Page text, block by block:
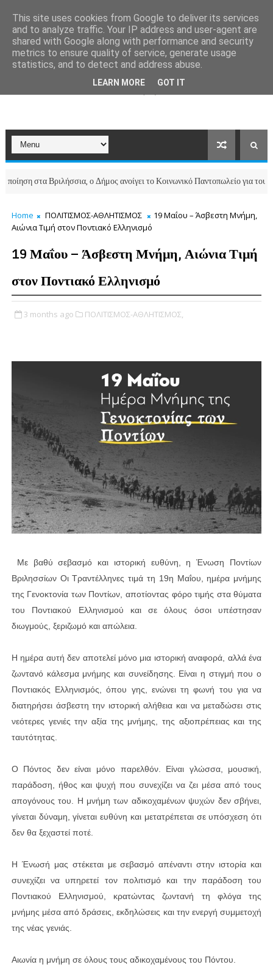
στα Βριλήσσια, ο Δήμος ανοίγει το Κοινωνικό Παντοπωλείο για τους
Home ΠΟΛΙΤΙΣΜΟΣ-ΑΘΛΗΤΙΣΜΟΣ
19 Μαΐου – Άσβεστη Μνήμη,
Αιώνια Τιμή στον Ποντιακό Ελληνισμό
19 Μαΐου – Άσβεστη Μνήμη, Αιώνια Τιμή
στον Ποντιακό Ελληνισμό
3 months ago ΠΟΛΙΤΙΣΜΟΣ-ΑΘΛΗΤΙΣΜΟΣ,
Με βαθύ σεβασμό και ιστορική ευθύνη, η Ένωση Ποντίων
Βριλησσίων Οι Τραντέλληνες τιμά τη 19η Μαΐου, ημέρα μνήμης
της Γενοκτονία των Ποντίων, αποτίοντας φόρο τιμής στα θύματα
του Ποντιακού Ελληνισμού και σε όλους όσοι υπέστησαν
διωγμούς, ξεριζωμό και απώλεια.
Η ημέρα αυτή δεν αποτελεί μόνο μια ιστορική αναφορά, αλλά ένα
ζωντανό κάλεσμα μνήμης και συνείδησης. Είναι η στιγμή που ο
Ποντιακός Ελληνισμός, όπου γης, ενώνει τη φωνή του για να
διατηρήσει άσβεστη την ιστορική αλήθεια και να μεταδώσει στις
νεότερες γενιές την αξία της μνήμης, της αξιοπρέπειας και της
ταυτότητας.
Ο Πόντος δεν είναι μόνο παρελθόν. Είναι γλώσσα, μουσική,
παράδοση, ήθος και ψυχή που συνεχίζει να ζει μέσα από τους
απογόνους του. Η μνήμη των αδικοχαμένων ψυχών δεν σβήνει,
γίνεται δύναμη, γίνεται ευθύνη και μετατρέπεται σε υπόσχεση ότι
δεν θα ξεχαστεί ποτέ.
Η Ένωσή μας στέκεται με σεβασμό απέναντι στην ιστορία και
συνεχίζει να υπηρετεί τον πολιτισμό και την παράδοση του
Ποντιακού Ελληνισμού, κρατώντας ζωντανή τη φλόγα της
μνήμης μέσα από δράσεις, εκδηλώσεις και την ενεργή συμμετοχή
της νέας γενιάς.
Αιωνία η μνήμη σε όλους τους αδικοχαμένους του Πόντου.
This site uses cookies from Google to deliver its services
and to analyze traffic. Your IP address and user-agent are
shared with Google along with performance and security
metrics to ensure quality of service, generate usage
statistics, and to detect and address abuse.
LEARN MORE GOT IT